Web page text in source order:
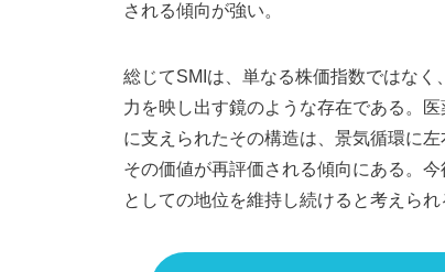
される傾向が強い。
総じてSMIは、単なる株価指数ではな
力を映し出す鏡のような存在である。
に支えられたその構造は、景気循環に
その価値が再評価される傾向にある。
としての地位を維持し続けると考えられ